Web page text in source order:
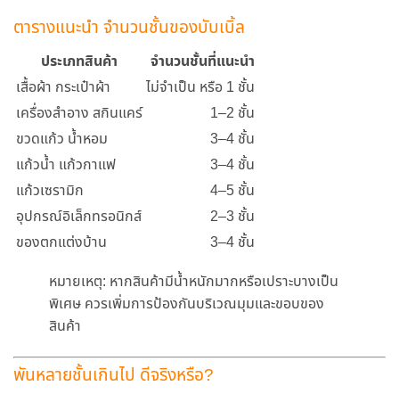
ตารางแนะนำ จำนวนชั้นของบับเบิ้ล
ประเภทสินค้า
จำนวนชั้นที่แนะนำ
เสื้อผ้า กระเป๋าผ้า
ไม่จำเป็น หรือ 1 ชั้น
เครื่องสำอาง สกินแคร์
1–2 ชั้น
ขวดแก้ว น้ำหอม
3–4 ชั้น
แก้วน้ำ แก้วกาแฟ
3–4 ชั้น
แก้วเซรามิก
4–5 ชั้น
อุปกรณ์อิเล็กทรอนิกส์
2–3 ชั้น
ของตกแต่งบ้าน
3–4 ชั้น
หมายเหตุ: หากสินค้ามีน้ำหนักมากหรือเปราะบางเป็น
พิเศษ ควรเพิ่มการป้องกันบริเวณมุมและขอบของ
สินค้า
พันหลายชั้นเกินไป ดีจริงหรือ?